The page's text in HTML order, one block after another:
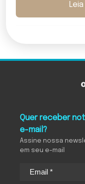
Quer receber
e-mail?
Assine nossa
em seu e-mail